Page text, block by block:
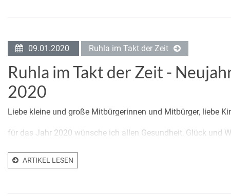
09.01.2020 Ruhla im Takt der Zeit
Ruhla im Takt der Zeit -
2020
Liebe kleine und große Mitbürgerinnen und Mitbürger, liebe
für das Jahr 2020 wünsche ich allen Gesundheit, Glück und
ARTIKEL LESEN